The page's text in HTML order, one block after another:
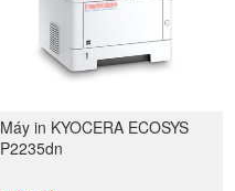
Máy in KYOCERA ECOSYS
P2235dn